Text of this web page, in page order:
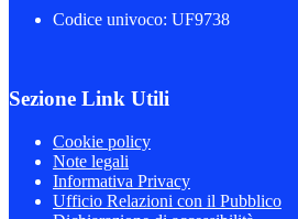
Codice univoco: UF9738
Sezione Link Utili
Cookie policy
Note legali
Informativa Privacy
Ufficio Relazioni con il Pubblico